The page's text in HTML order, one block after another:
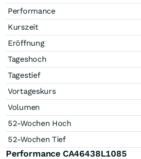
Performance
Kurszeit
Eröffnung
Tageshoch
Tagestief
Vortageskurs
Volumen
52-Wochen Hoch
52-Wochen Tief
Performance CA46438L1085